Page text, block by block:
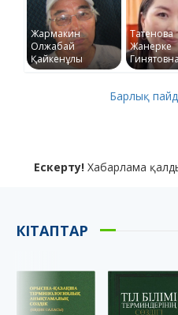
Жармакин
Олжабай
Қайкенұлы
Татенова
Жанерке
Барлық
Ескерту! Хабарлама
КІТАПТАР